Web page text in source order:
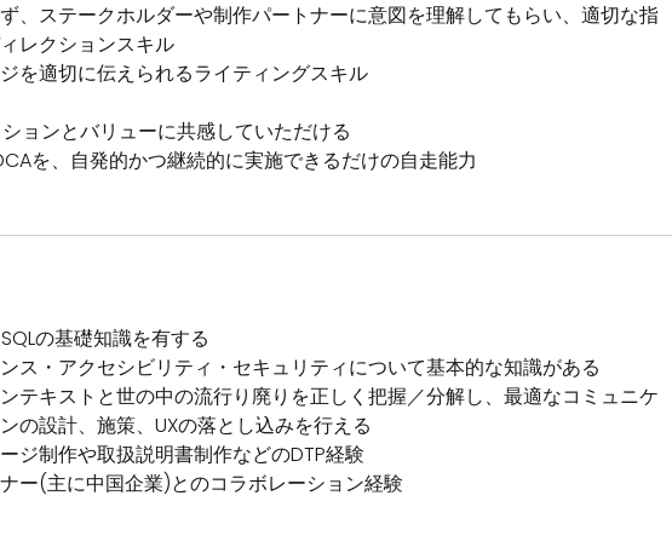
、ステークホルダーや制作パートナーに意図を理解してもらい、適切な指
レクションスキル
を適切に伝えられるライティングスキル
ションとバリューに共感していただける
を、自発的かつ継続的に実施できるだけの自走能力
の基礎知識を有する
ス・アクセシビリティ・セキュリティについて基本的な知識がある
テキストと世の中の流行り廃りを正しく把握／分解し、最適なコミュニケ
の設計、施策、UXの落とし込みを行える
ジ制作や取扱説明書制作などのDTP経験
ー(主に中国企業)とのコラボレーション経験